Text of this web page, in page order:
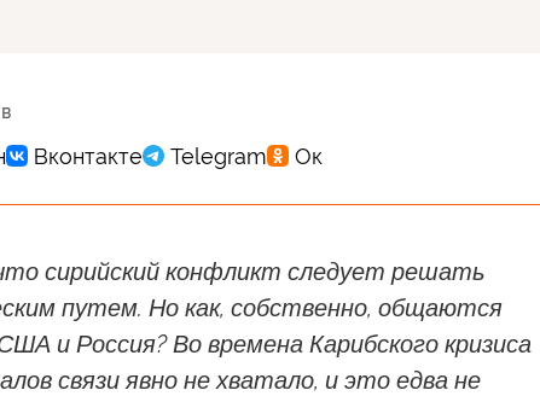
сирийский конфликт следует решать
путем. Но как, собственно, общаются
и Россия? Во времена Карибского кризиса
связи явно не хватало, и это едва не